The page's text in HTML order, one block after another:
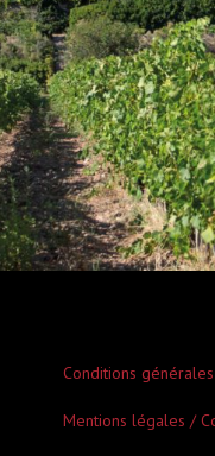
Conditions
Mentions légales /